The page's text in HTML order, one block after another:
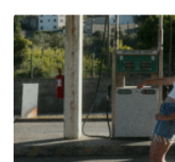
Fernandes (guitarra).